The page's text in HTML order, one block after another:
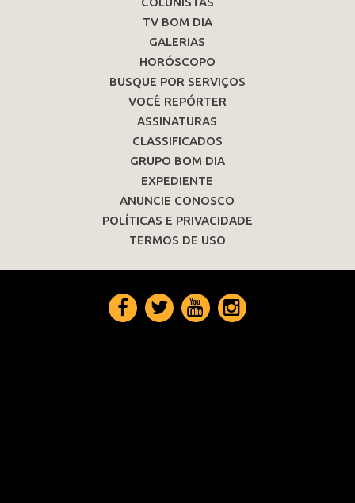
TV BOM DIA
GALERIAS
HORÓSCOPO
BUSQUE POR SERVIÇOS
VOCÊ REPÓRTER
ASSINATURAS
CLASSIFICADOS
GRUPO BOM DIA
EXPEDIENTE
ANUNCIE CONOSCO
POLÍTICAS E PRIVACIDADE
TERMOS DE USO